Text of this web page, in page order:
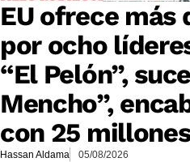
EU ofrece más
por ocho
“El Pelón”,
Mencho”,
con 25 millones
Hassan Aldama 05/08/2026